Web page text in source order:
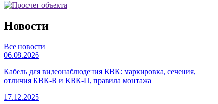
Новости
Все новости
06.08.2026
Кабель для видеонаблюдения КВК: маркировка, сечения,
отличия КВК-В и КВК-П, правила монтажа
17.12.2025